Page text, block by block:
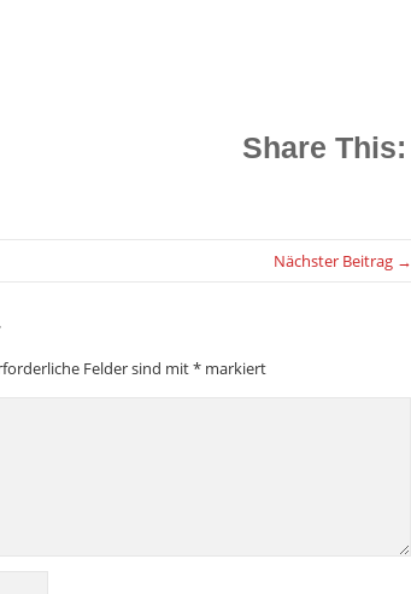
Share This:
Nächster Beitrag →
Felder sind mit* markiert